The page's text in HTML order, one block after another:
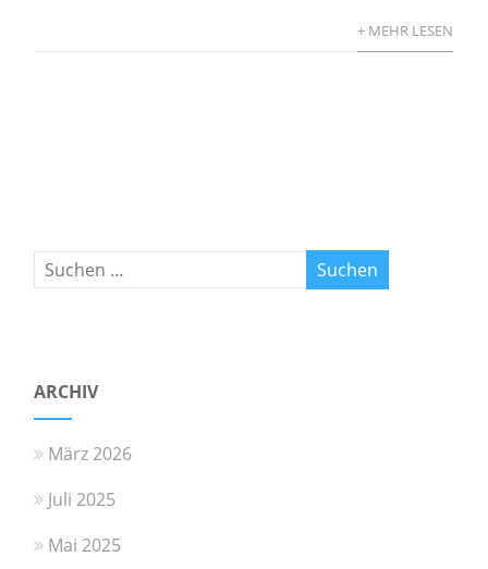
+ MEHR LESEN
ARCHIV
März 2026
Juli 2025
Mai 2025